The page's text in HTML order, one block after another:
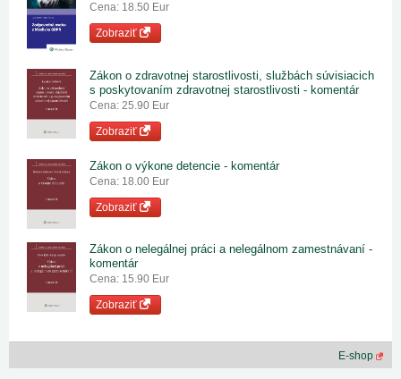
Cena: 18.50 Eur
Zobraziť
Zákon o zdravotnej starostlivosti, službách súvisiacich
s poskytovaním zdravotnej starostlivosti - komentár
Cena: 25.90 Eur
Zobraziť
Zákon o výkone detencie - komentár
Cena: 18.00 Eur
Zobraziť
Zákon o nelegálnej práci a nelegálnom zamestnávaní -
komentár
Cena: 15.90 Eur
Zobraziť
E-shop